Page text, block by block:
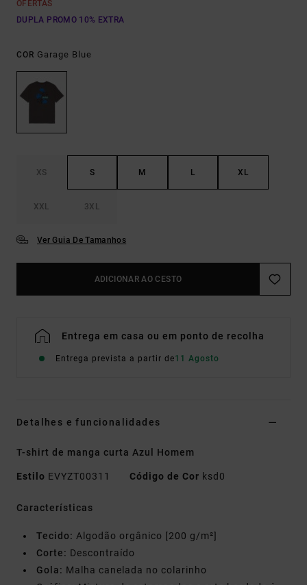
OFERTAS
DUPLA PROMO 10% EXTRA
COR Garage Blue
XS S M L XL
XXL 3XL
Ver Guia De Tamanhos
ADICIONAR AO CESTO
Entrega em casa ou em ponto de recolha
Entrega prevista a partir de11 Agosto
Detalhes e funcionalidades
T-shirt de manga curta Azul Homem
Estilo EVYZT00311 Código de Cor ksd0
Características
Tecido: Algodão orgânico [200 g/m²]
Corte: Descontraído
Gola: Malha canelada no colarinho